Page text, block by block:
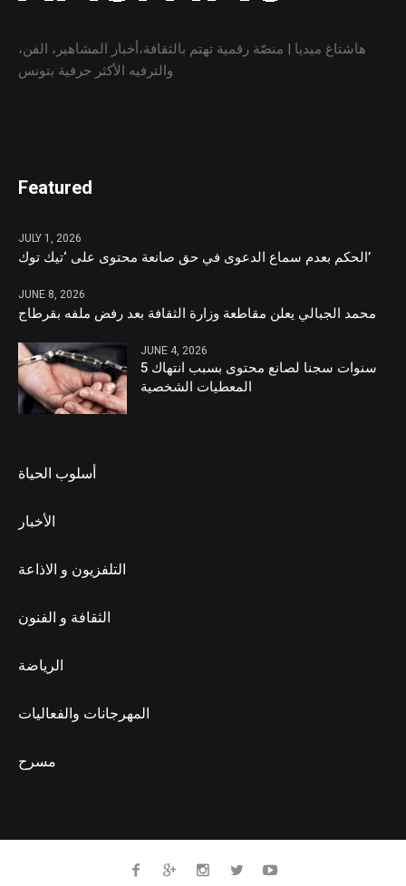
هاشتاغ ميديا | منصّة رقمية تهتم بالثقافة،أخبار المشاهير، الفن،
والترفيه الأكثر حرفية بتونس
Featured
JULY 1, 2026
الحكم بعدم سماع الدعوى في حق صانعة محتوى على ‘تيك توك’
JUNE 8, 2026
محمد الجبالي يعلن مقاطعة وزارة الثقافة بعد رفض ملفه بقرطاج
JUNE 4, 2026
5 سنوات سجنا لصانع محتوى بسبب انتهاك
المعطيات الشخصية
أسلوب الحياة
الأخبار
التلفزيون و الاذاعة
الثقافة و الفنون
الرياضة
المهرجانات والفعاليات
مسرح